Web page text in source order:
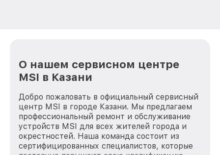
О нашем сервисном центре
MSI в Казани
Добро пожаловать в официальный сервисный
центр MSI в городе Казани. Мы предлагаем
профессиональный ремонт и обслуживание
устройств MSI для всех жителей города и
окрестностей. Наша команда состоит из
сертифицированных специалистов, которые